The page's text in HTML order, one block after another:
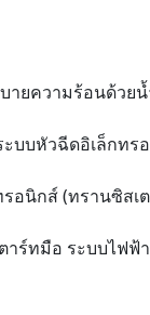
ายความร้อนด้วยน้
ะบบหัวฉีดอิเล็กทร
รอนิกส์ (ทรานซิสเ
าร์ทมือ ระบบไฟฟ้า